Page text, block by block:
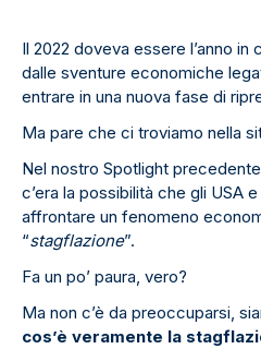
Il 2022 doveva essere l’anno
dalle sventure economiche
entrare in una nuova fase di
Ma pare che ci troviamo nella
Nel nostro Spotlight
c’era la possibilità che gli USA
affrontare un fenomeno
“stagflazione”.
Fa un po’ paura, vero?
Ma non c’è da preoccuparsi,
cos’è veramente la